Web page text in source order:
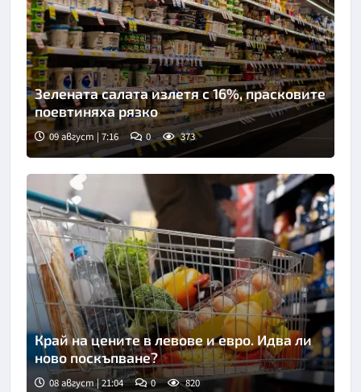
Зелената салата излетя с 16%, прасковите
поевтиняха рязко
09 август | 7:16 0 373
Край на цените в левове и евро. Идва ли
ново поскъпване?
08 август | 21:04 0 820